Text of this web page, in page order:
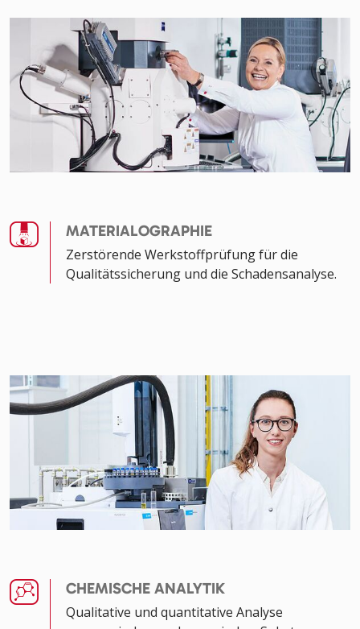
MATERIALOGRAPHIE
Zerstörende Werkstoffprüfung für die
Qualitätssicherung und die Schadensanalyse.
CHEMISCHE ANALYTIK
Qualitative und quantitative Analyse